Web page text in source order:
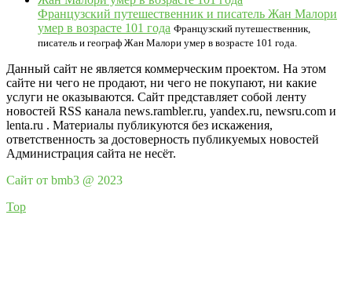
Французский путешественник и писатель Жан Малори
умер в возрасте 101 года Французский путешественник,
писатель и географ Жан Малори умер в возрасте 101 года.
Данный сайт не является коммерческим проектом. На этом
сайте ни чего не продают, ни чего не покупают, ни какие
услуги не оказываются. Сайт представляет собой ленту
новостей RSS канала news.rambler.ru, yandex.ru, newsru.com и
lenta.ru . Материалы публикуются без искажения,
ответственность за достоверность публикуемых новостей
Администрация сайта не несёт.
Сайт от bmb3 @ 2023
Top